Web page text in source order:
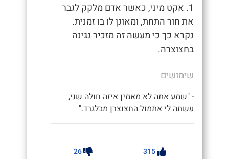
1. אקט מיני, כאשר אדם מלקק לגבר
את חור התחת, ומאונן לו בו זמנית.
נקרא כך כי מעשה זה מזכיר נגינה
בחצוצרה.
שימושים
- "שמע אתה לא מאמין איזה חולה שני,
עשתה לי אתמול החצוצרן מבלגרד."
315
26